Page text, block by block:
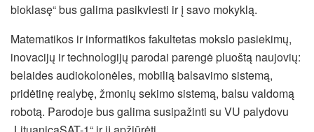
bioklasę“ bus galima pasikviesti ir į savo mokyklą.
Matematikos ir informatikos fakultetas mokslo pasiekimų,
inovacijų ir technologijų parodai parengė pluoštą naujovių:
belaides audiokolonėles, mobilią balsavimo sistemą,
pridėtinę realybę, žmonių sekimo sistemą, balsu valdomą
robotą. Parodoje bus galima susipažinti su VU palydovu